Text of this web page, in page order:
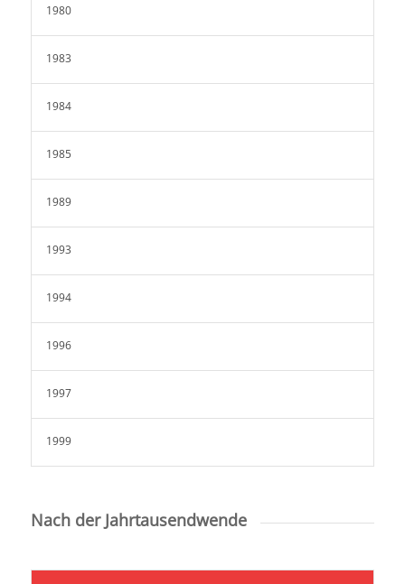
1980
1983
1984
1985
1989
1993
1994
1996
1997
1999
Nach der Jahrtausendwende